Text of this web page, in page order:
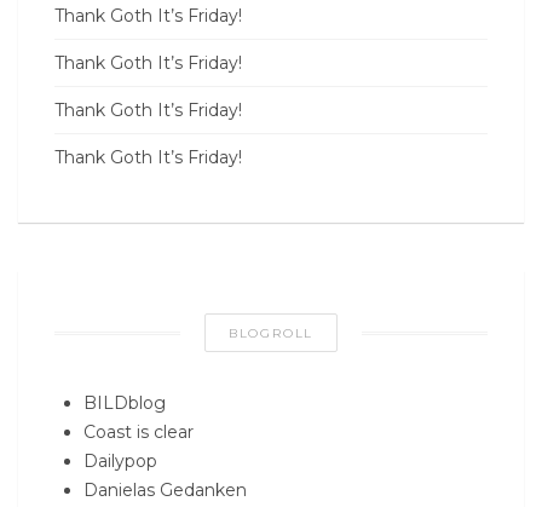
Thank Goth It’s Friday!
Thank Goth It’s Friday!
Thank Goth It’s Friday!
Thank Goth It’s Friday!
BLOGROLL
BILDblog
Coast is clear
Dailypop
Danielas Gedanken